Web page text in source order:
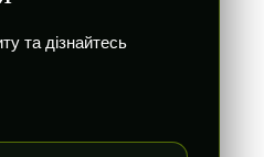
та дізнайтесь